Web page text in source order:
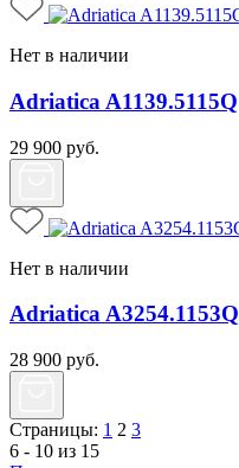
Нет в наличии
Adriatica A1139.5115Q
29 900 руб.
Нет в наличии
Adriatica A3254.1153Q
28 900 руб.
Страницы: 1 2 3
6 - 10 из 15